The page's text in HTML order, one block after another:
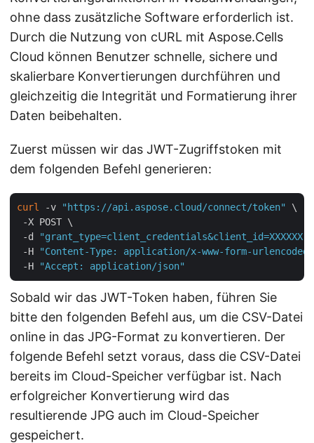
ohne dass zusätzliche Software erforderlich ist.
Durch die Nutzung von cURL mit Aspose.Cells
Cloud können Benutzer schnelle, sichere und
skalierbare Konvertierungen durchführen und
gleichzeitig die Integrität und Formatierung ihrer
Daten beibehalten.
Zuerst müssen wir das JWT-Zugriffstoken mit
dem folgenden Befehl generieren:
curl -v "https://api.aspose.cloud/connect/token"
\
-X POST \
-d
"grant_type=client_credentials&client_id=XXXXXX-
-H
"Content-Type: application/x-www-form-urlencoded"
-H
"Accept: application/json"
Sobald wir das JWT-Token haben, führen Sie
bitte den folgenden Befehl aus, um die CSV-Datei
online in das JPG-Format zu konvertieren. Der
folgende Befehl setzt voraus, dass die CSV-Datei
bereits im Cloud-Speicher verfügbar ist. Nach
erfolgreicher Konvertierung wird das
resultierende JPG auch im Cloud-Speicher
gespeichert.